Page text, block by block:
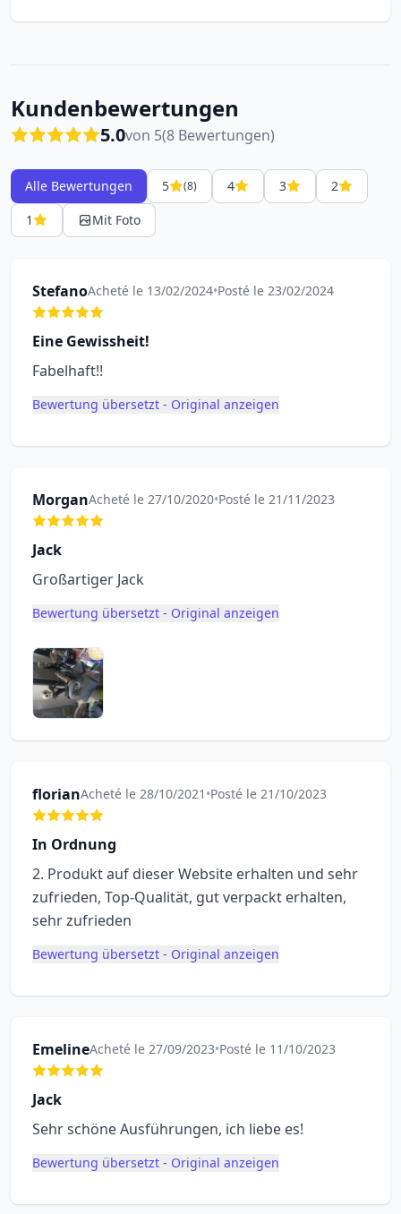
Kundenbewertungen
5.0von 5(8 Bewertungen)
Alle Bewertungen 5 (8) 4 3
2
1
Mit Foto
StefanoAcheté le 13/02/2024•Posté le 23/02/2024
Eine Gewissheit!
Fabelhaft!!
Bewertung übersetzt - Original anzeigen
MorganAcheté le 27/10/2020•Posté le 21/11/2023
Jack
Großartiger Jack
Bewertung übersetzt - Original anzeigen
florianAcheté le 28/10/2021 •Posté le 21/10/2023
In Ordnung
2. Produkt auf dieser Website erhalten und sehr
zufrieden, Top-Qualität, gut verpackt erhalten,
sehr zufrieden
Bewertung übersetzt - Original anzeigen
EmelineAcheté le 27/09/2023•Posté le 11/10/2023
Jack
Sehr schöne Ausführungen, ich liebe es!
Bewertung übersetzt - Original anzeigen